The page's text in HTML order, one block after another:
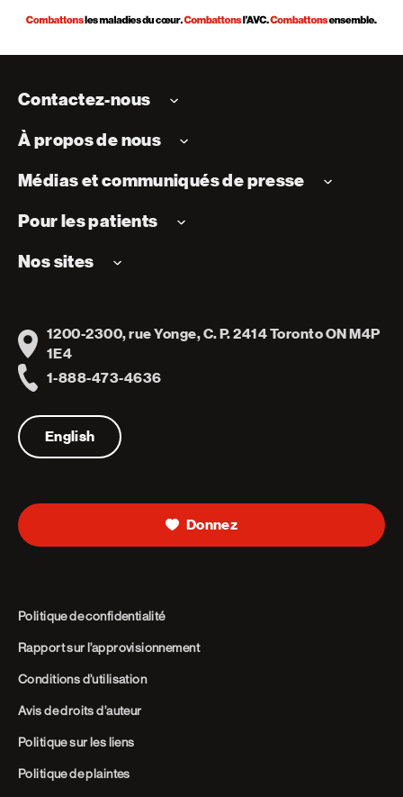
Contactez-nous
À propos de nous
Médias et communiqués de presse
Pour les patients
Nos sites
Address
1200-2300, rue Yonge, C. P. 2414 Toronto ON M4P
1E4
1-888-473-4636
English
Donnez
Politique de confidentialité
Rapport sur l’approvisionnement
Conditions d’utilisation
Avis de droits d’auteur
Politique sur les liens
Politique de plaintes